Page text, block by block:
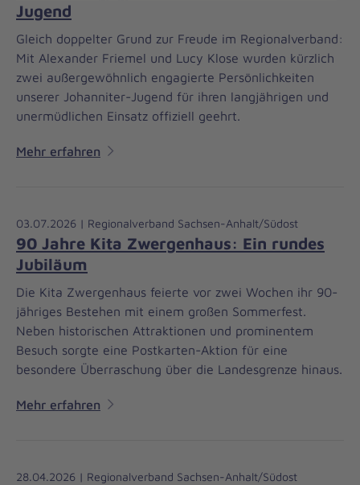
Jugend
Gleich doppelter Grund zur Freude im Regionalverband:
Mit Alexander Friemel und Lucy Klose wurden kürzlich
zwei außergewöhnlich engagierte Persönlichkeiten
unserer Johanniter-Jugend für ihren langjährigen und
unermüdlichen Einsatz offiziell geehrt.
Mehr erfahren
03.07.2026 | Regionalverband Sachsen-Anhalt/Südost
90 Jahre Kita Zwergenhaus: Ein rundes
Jubiläum
Die Kita Zwergenhaus feierte vor zwei Wochen ihr 90-
jähriges Bestehen mit einem großen Sommerfest.
Neben historischen Attraktionen und prominentem
Besuch sorgte eine Postkarten-Aktion für eine
besondere Überraschung über die Landesgrenze hinaus.
Mehr erfahren
28.04.2026 | Regionalverband Sachsen-Anhalt/Südost